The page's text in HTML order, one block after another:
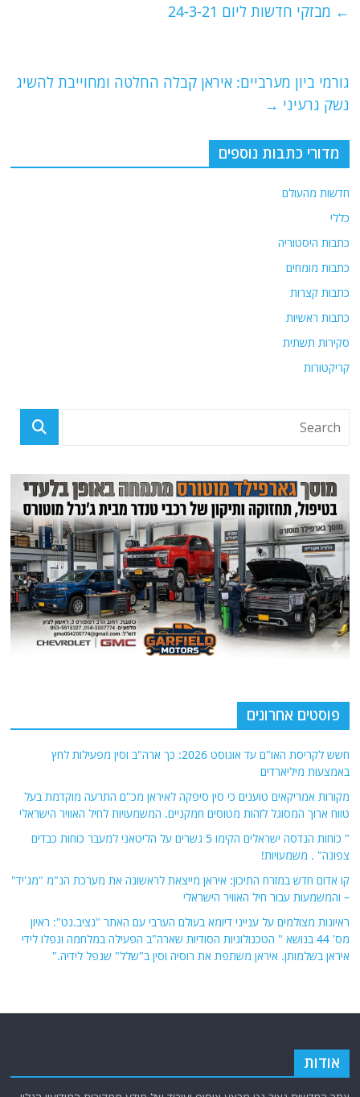
s
p
g
l
er
e
o
← מבזקי חדשות ליום 24-3-21
גורמי ביון מערביים: איראן קבלה החלטה ומחוייבת להשיג
נשק גרעיני →
מדורי כתבות נוספים
חדשות מהעולם
כללי
כתבות היסטוריה
כתבות מומחים
כתבות קצרות
כתבות ראשיות
סקירות תשתית
קריקטורות
פוסטים אחרונים
חשש לקריסת האו"ם עד אוגוסט 2026: כך ארה"ב וסין מפעילות לחץ
באמצעות מיליארדים
מקורות אמריקאים טוענים כי סין סיפקה לאיראן מכ"ם התרעה מוקדמת בעל
טווח ארוך המסוגל לזהות מטוסים חמקניים. המשמעויות לחיל האוויר הישראלי
" כוחות הנדסה ישראלים הקימו 5 גשרים על הליטאני למעבר כוחות כבדים
צפונה" . משמעויות!
קו אדום חדש במזרח התיכון: איראן מייצאת לראשונה את מערכת הנ"מ "מג'יד"
– והמשמעות עבור חיל האוויר הישראלי
ראיונות מצולמים על ענייני דיומא בעולם הערבי עם האתר "נציב.נט": ראיון
מס' 44 בנושא " הטכנולוגיות הסודיות שארה"ב הפעילה במלחמה ונפלו לידי
איראן בשלמותן. איראן משתפת את רוסיה וסין ב"שלל" שנפל לידיה."
אודות